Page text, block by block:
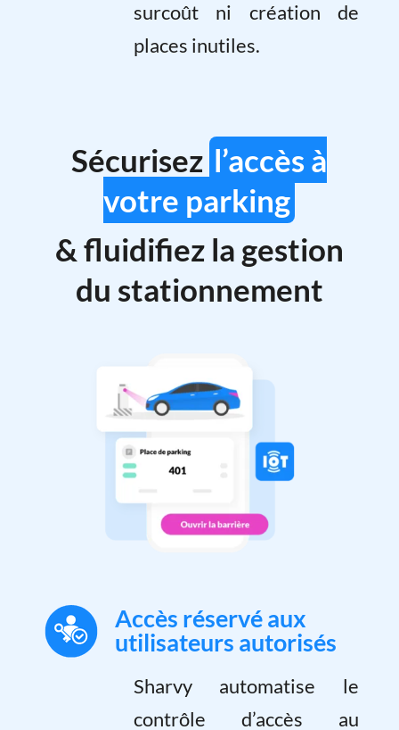
surcoût ni création de
places inutiles.
Sécurisez l’accès à
votre parking
& fluidifiez la gestion
du stationnement
Accès réservé aux
utilisateurs autorisés
Sharvy automatise le
contrôle d’accès au